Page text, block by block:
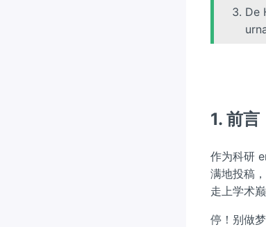
De
1. 前言
作为科研
满地投稿
走上学术
停！别做梦